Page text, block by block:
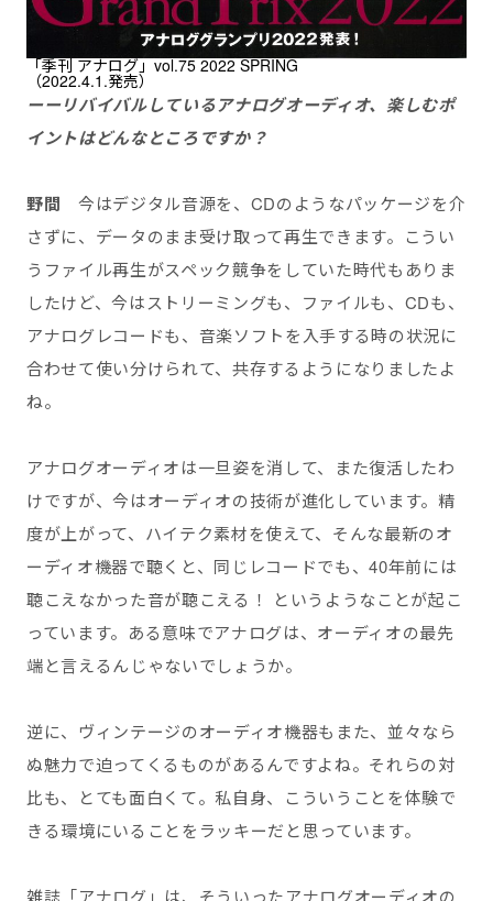
「季刊 アナログ」vol.75 2022 SPRING
（2022.4.1.発売）
ーーリバイバルしているアナログオーディオ、楽しむポ
イントはどんなところですか？
野間 今はデジタル音源を、CDのようなパッケージを介
さずに、データのまま受け取って再生できます。こうい
うファイル再生がスペック競争をしていた時代もありま
したけど、今はストリーミングも、ファイルも、CDも、
アナログレコードも、音楽ソフトを入手する時の状況に
合わせて使い分けられて、共存するようになりましたよ
ね。
アナログオーディオは一旦姿を消して、また復活したわ
けですが、今はオーディオの技術が進化しています。精
度が上がって、ハイテク素材を使えて、そんな最新のオ
ーディオ機器で聴くと、同じレコードでも、40年前には
聴こえなかった音が聴こえる！ というようなことが起こ
っています。ある意味でアナログは、オーディオの最先
端と言えるんじゃないでしょうか。
逆に、ヴィンテージのオーディオ機器もまた、並々なら
ぬ魅力で迫ってくるものがあるんですよね。それらの対
比も、とても面白くて。私自身、こういうことを体験で
きる環境にいることをラッキーだと思っています。
雑誌「アナログ」は、そういったアナログオーディオの